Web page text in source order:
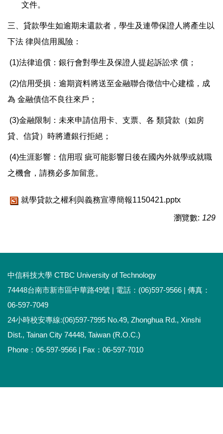
文件。
三、貸款學生如逾期未還款者，學生及連帶保證人將產生以
下法 律與信用風險：
(1)法律追償：銀行會對學生及保證人提起訴訟求 償；
(2)信用受損：逾期資料將送至金融聯合徵信中心建檔，成
為 金融債信不良往來戶；
(3)金融限制：未來申請信用卡、支票、各 類貸款（如房
貸、信貸）時將遭銀行拒絕；
(4)生涯影響：信用瑕 疵可能影響日後在國內外就學或就職
之機會，請務必多加留意。
就學貸款之權利與義務宣導簡報1150421.pptx
瀏覽數: 129
中信科技大學 CTBC University of Technology
74448台南市新市區中華路49號 | 電話：(06)597-9566 | 傳真：
06-597-7049
24小時校安專線:(06)597-7995 No.49, Zhonghua Rd., Xinshi
Dist., Tainan City 74448, Taiwan (R.O.C.)
Phone：06-597-9566 | Fax：06-597-7010